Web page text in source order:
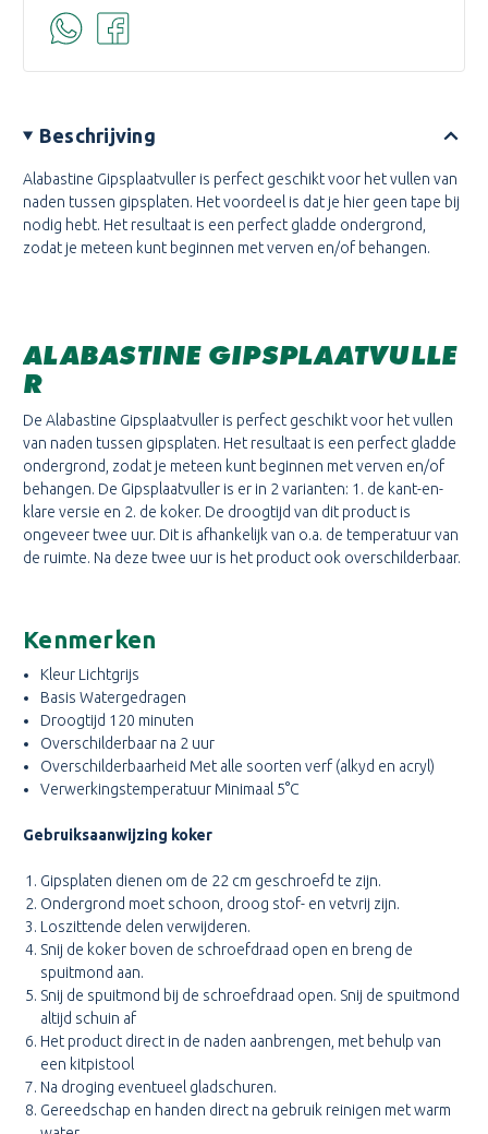
Beschrijving
Alabastine Gipsplaatvuller is perfect geschikt voor het vullen van
naden tussen gipsplaten. Het voordeel is dat je hier geen tape bij
nodig hebt. Het resultaat is een perfect gladde ondergrond,
zodat je meteen kunt beginnen met verven en/of behangen.
ALABASTINE GIPSPLAATVULLE
R
De Alabastine Gipsplaatvuller is perfect geschikt voor het vullen
van naden tussen gipsplaten. Het resultaat is een perfect gladde
ondergrond, zodat je meteen kunt beginnen met verven en/of
behangen. De Gipsplaatvuller is er in 2 varianten: 1. de kant-en-
klare versie en 2. de koker. De droogtijd van dit product is
ongeveer twee uur. Dit is afhankelijk van o.a. de temperatuur van
de ruimte. Na deze twee uur is het product ook overschilderbaar.
Kenmerken
Kleur Lichtgrijs
Basis Watergedragen
Droogtijd 120 minuten
Overschilderbaar na 2 uur
Overschilderbaarheid Met alle soorten verf (alkyd en acryl)
Verwerkingstemperatuur Minimaal 5°C
Gebruiksaanwijzing koker
Gipsplaten dienen om de 22 cm geschroefd te zijn.
Ondergrond moet schoon, droog stof- en vetvrij zijn.
Loszittende delen verwijderen.
Snij de koker boven de schroefdraad open en breng de
spuitmond aan.
Snij de spuitmond bij de schroefdraad open. Snij de spuitmond
altijd schuin af
Het product direct in de naden aanbrengen, met behulp van
een kitpistool
Na droging eventueel gladschuren.
Gereedschap en handen direct na gebruik reinigen met warm